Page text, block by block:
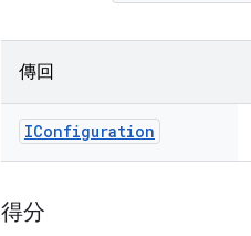
傳回
IConfiguration
得分